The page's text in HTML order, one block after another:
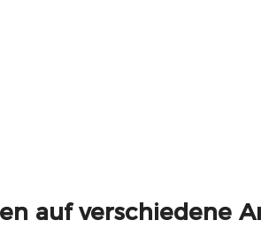
auf verschiedene